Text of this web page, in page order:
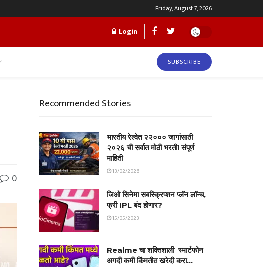
Friday, August 7, 2026
Login
SUBSCRIBE
0
Recommended Stories
भारतीय रेल्वेत २२००० जागांसाठी
२०२६ ची सर्वात मोठी भरती! संपूर्ण
माहिती
13/02/2026
जिओ सिनेमा सबस्क्रिप्शन प्लॅन लॉन्च,
फ्री IPL बंद होणार?
15/05/2023
Realme चा शक्तिशाली स्मार्टफोन
अगदी कमी किंमतीत खरेदी करा…